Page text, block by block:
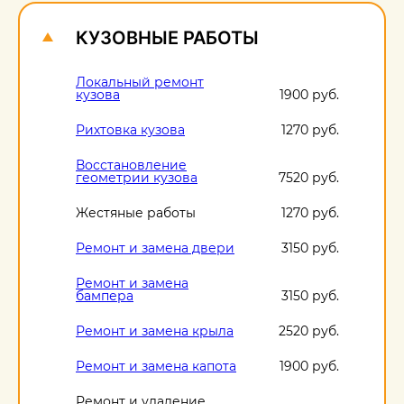
КУЗОВНЫЕ РАБОТЫ
Локальный ремонт
кузова 1900 руб.
Рихтовка кузова 1270 руб.
Восстановление
геометрии кузова 7520 руб.
Жестяные работы 1270 руб.
Ремонт и замена двери 3150 руб.
Ремонт и замена
бампера 3150 руб.
Ремонт и замена крыла 2520 руб.
Ремонт и замена капота 1900 руб.